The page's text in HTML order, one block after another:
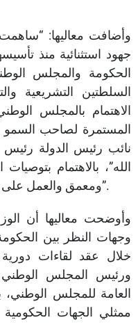
وأضافت معاليها:
جهود استثنائية منذ
الحكومة والمجلس
السلطتين التشريعية
الاهتمام بالمجلس
المستمرة لصاحب
نائب رئيس الدولة
الله”، بالاهتمام
ومعمق والعمل على تحقيقها لتلبية احتياجات المواطنين”.
وأوضحت معاليها أن
وجهات النظر بين
خلال عقد لقاءات
ورئيس المجلس الوطني
العامة للمجلس الوطني،
ممثلي الجهات الحكومية